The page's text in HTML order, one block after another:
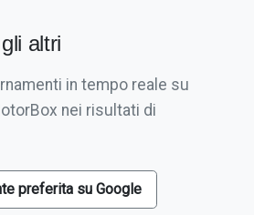
altri
in tempo reale su
nei risultati di
preferita su Google